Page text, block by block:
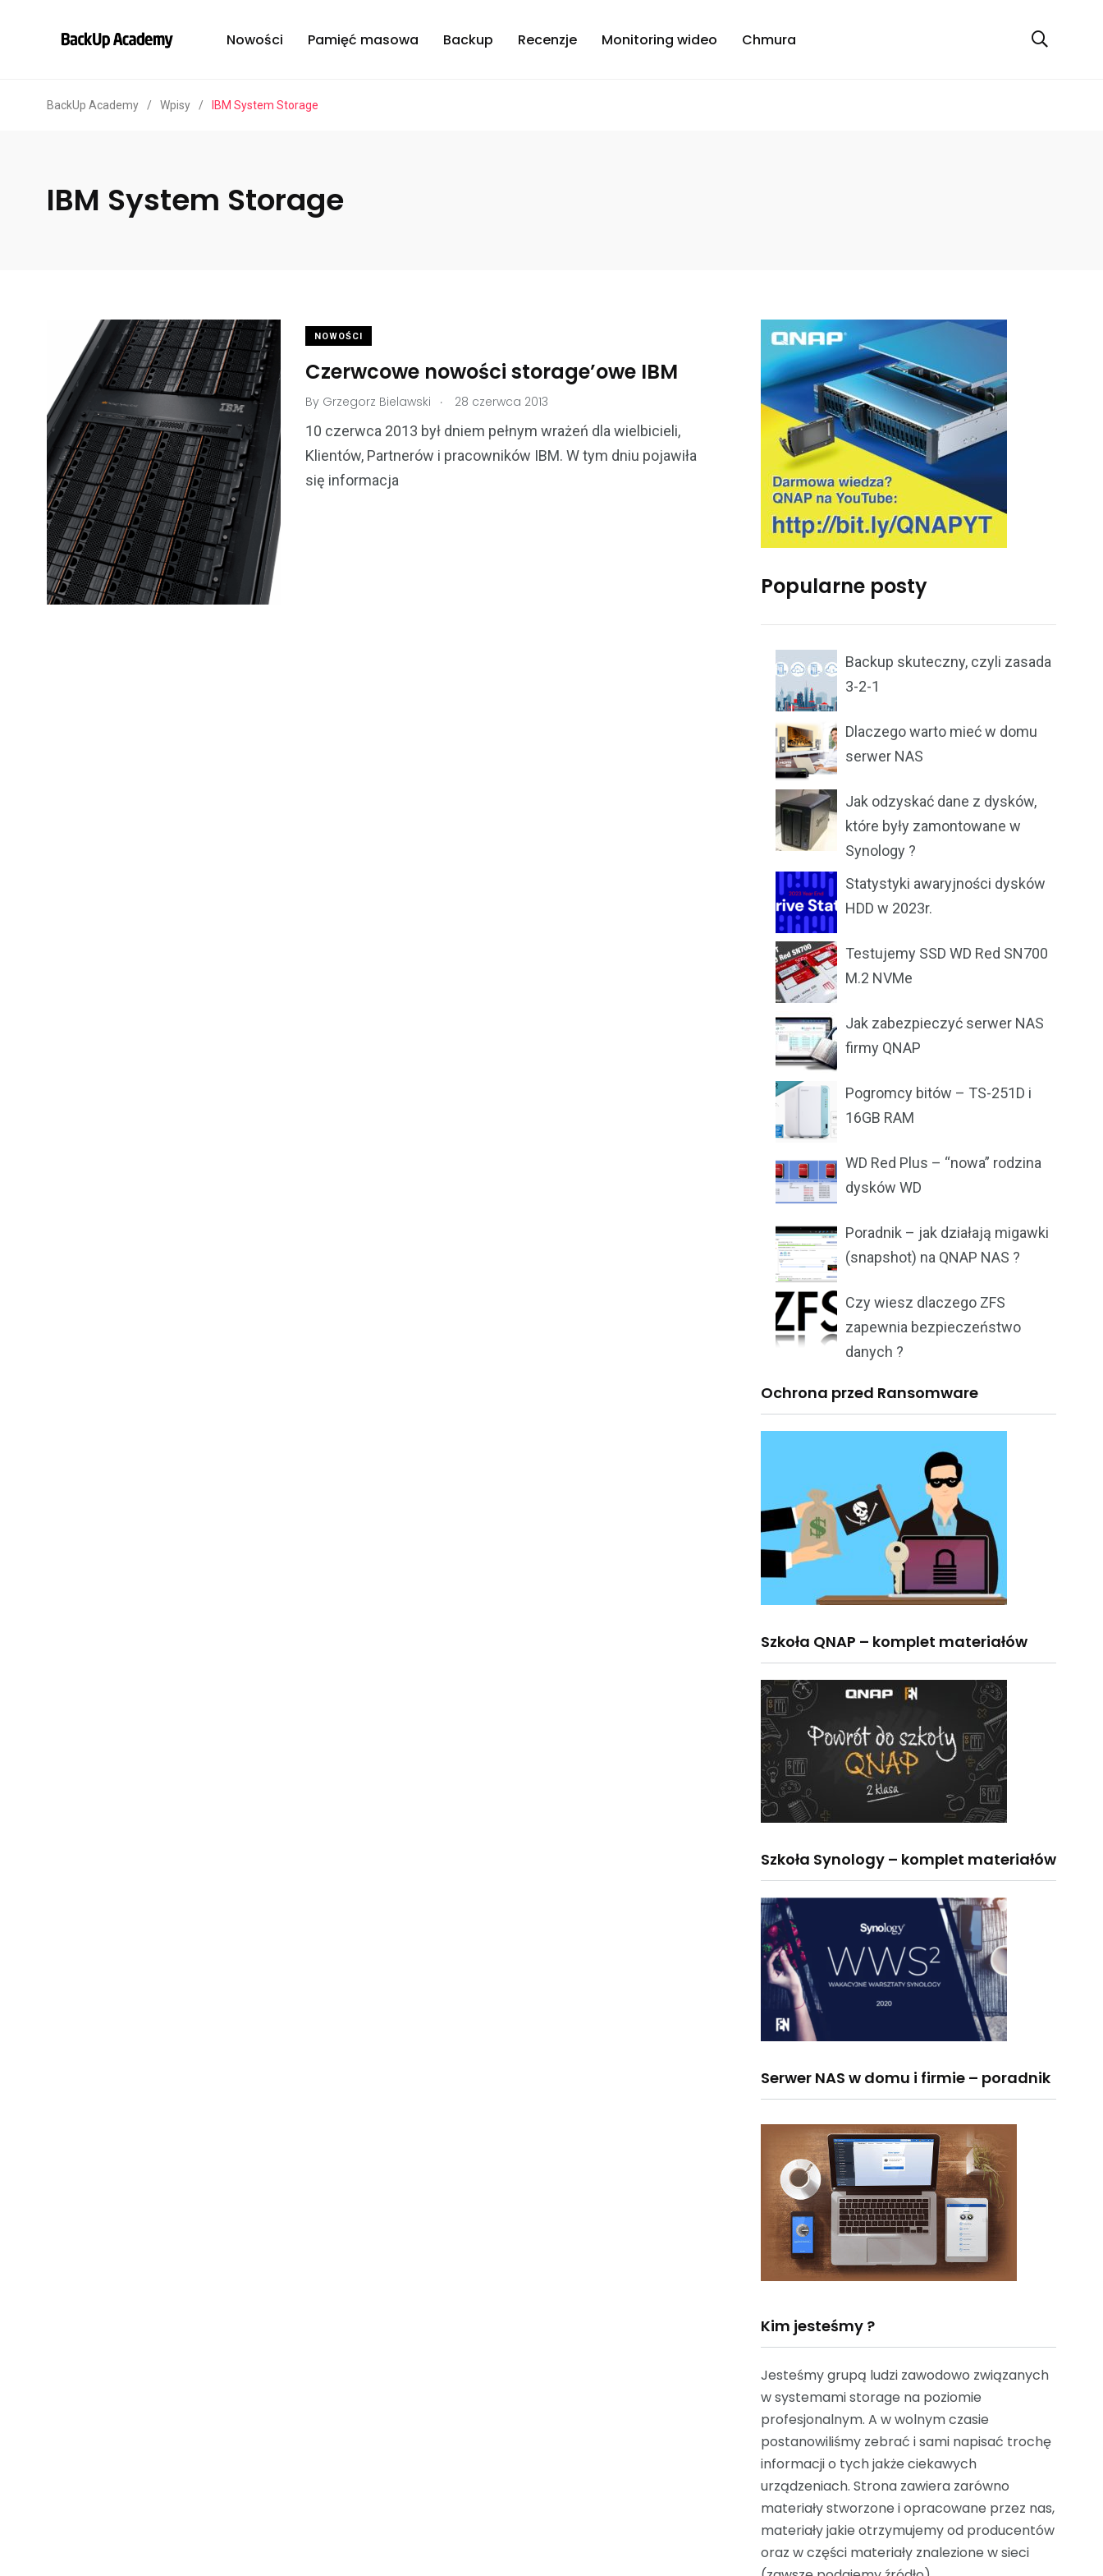
Nowości Pamięć masowa Backup Recenzje Monitoring wideo Chmura
BackUp Academy / Wpisy / IBM System Storage
IBM System Storage
NOWOŚCI
Czerwcowe nowości storage’owe IBM
By Grzegorz Bielawski . 28 czerwca 2013
10 czerwca 2013 był dniem pełnym wrażeń dla wielbicieli,
Klientów, Partnerów i pracowników IBM. W tym dniu pojawiła
się informacja
Popularne posty
Backup skuteczny, czyli zasada
3-2-1
Dlaczego warto mieć w domu
serwer NAS
Jak odzyskać dane z dysków,
które były zamontowane w
Synology ?
Statystyki awaryjności dysków
HDD w 2023r.
Testujemy SSD WD Red SN700
M.2 NVMe
Jak zabezpieczyć serwer NAS
firmy QNAP
Pogromcy bitów – TS-251D i
16GB RAM
WD Red Plus – “nowa” rodzina
dysków WD
Poradnik – jak działają migawki
(snapshot) na QNAP NAS ?
Czy wiesz dlaczego ZFS
zapewnia bezpieczeństwo
danych ?
Ochrona przed Ransomware
Szkoła QNAP – komplet materiałów
Szkoła Synology – komplet materiałów
Serwer NAS w domu i firmie – poradnik
Kim jesteśmy ?
Jesteśmy grupą ludzi zawodowo związanych
w systemami storage na poziomie
profesjonalnym. A w wolnym czasie
postanowiliśmy zebrać i sami napisać trochę
informacji o tych jakże ciekawych
urządzeniach. Strona zawiera zarówno
materiały stworzone i opracowane przez nas,
materiały jakie otrzymujemy od producentów
oraz w części materiały znalezione w sieci